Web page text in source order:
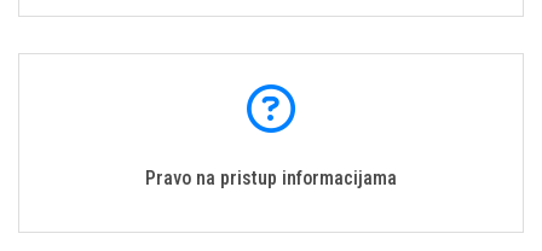
Pravo na pristup informacijama